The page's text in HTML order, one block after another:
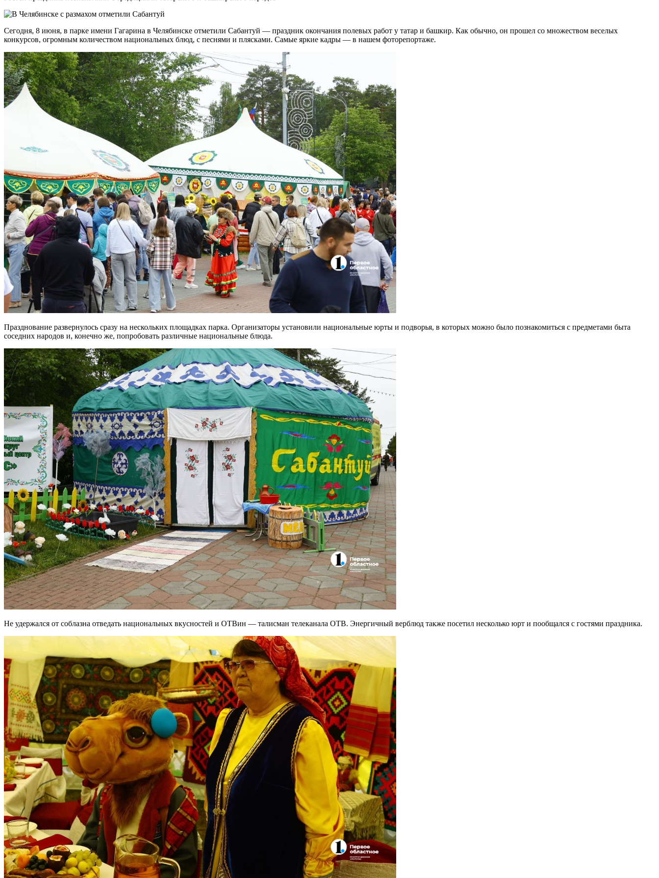
Сегодня, 8 июня, в парке имени Гагарина в Челябинске отметили Сабантуй — праздник окончания полевых работ у татар и башкир. Как обычно, он прошел со множеством веселых
конкурсов, огромным количеством национальных блюд, с песнями и плясками. Самые яркие кадры — в нашем фоторепортаже.
Празднование развернулось сразу на нескольких площадках парка. Организаторы установили национальные юрты и подворья, в которых можно было познакомиться с предметами быта
соседних народов и, конечно же, попробовать различные национальные блюда.
Не удержался от соблазна отведать национальных вкусностей и ОТВин — талисман телеканала ОТВ. Энергичный верблюд также посетил несколько юрт и пообщался с гостями праздника.